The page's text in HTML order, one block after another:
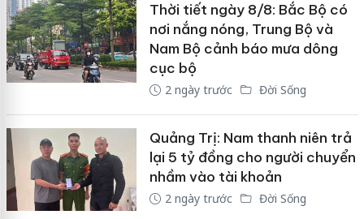
Thời tiết ngày 8/8: Bắc Bộ có
nơi nắng nóng, Trung Bộ và
Nam Bộ cảnh báo mưa dông
cục bộ
2 ngày trước Đời Sống
Quảng Trị: Nam thanh niên trả
lại 5 tỷ đồng cho người chuyển
nhầm vào tài khoản
2 ngày trước Đời Sống